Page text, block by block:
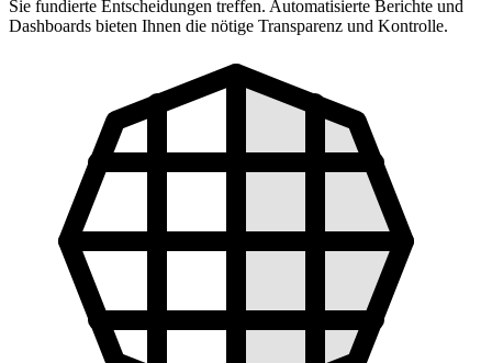
Sie fundierte Entscheidungen treffen. Automatisierte Berichte und
Dashboards bieten Ihnen die nötige Transparenz und Kontrolle.